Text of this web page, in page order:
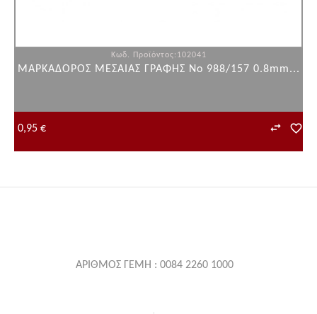
Κωδ. Προϊόντος:102041
ΜΑΡΚΑΔΟΡΟΣ ΜΕΣΑΙΑΣ ΓΡΑΦΗΣ Νο 988/157 0.8mm...
0,95 €
ΑΡΙΘΜΟΣ ΓΕΜΗ : 0084 2260 1000